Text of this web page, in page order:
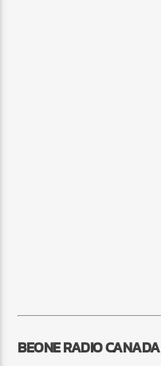
BEONE RADIO CANADA